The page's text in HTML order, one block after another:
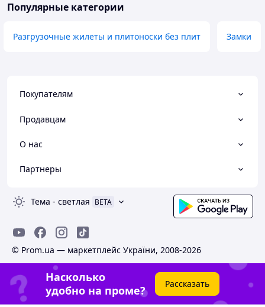
Популярные категории
Разгрузочные жилеты и плитоноски без плит Замки
Покупателям
Продавцам
О нас
Партнеры
Тема - светлая BETA
© Prom.ua — маркетплейс України, 2008-2026
Насколько
удобно на проме?
Рассказать